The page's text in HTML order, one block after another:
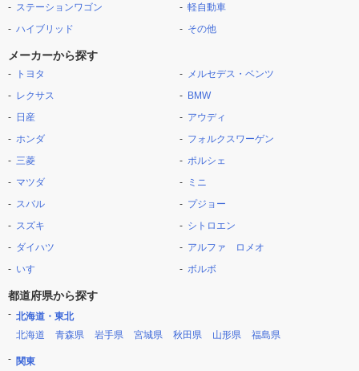
ステーションワゴン
ハイブリッド
軽自動車
その他
メーカーから探す
トヨタ
レクサス
日産
ホンダ
三菱
マツダ
スバル
スズキ
ダイハツ
いすゞ
メルセデス・ベンツ
BMW
アウディ
フォルクスワーゲン
ポルシェ
ミニ
プジョー
シトロエン
アルファ ロメオ
ボルボ
都道府県から探す
北海道・東北
北海道
青森県 岩手県 宮城県 秋田県 山形県 福島県
関東